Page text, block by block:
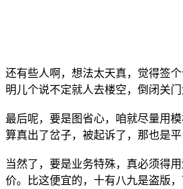
还有些人啊，想法太天真，觉得签
明儿个说不定就人去楼空，倒闭关
最后呢，要是图省心，咱就尽量用
算真出了岔子，被起诉了，那也是
当然了，要是业务特殊，真必须得
价。比这便宜的，十有八九是盗版